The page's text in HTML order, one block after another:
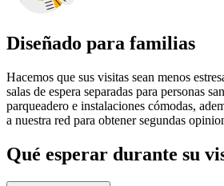
Diseñado para familias
Hacemos que sus visitas sean menos
salas de espera separadas para personas
parqueadero e instalaciones cómodas,
a nuestra red para obtener segundas
Qué esperar durante su